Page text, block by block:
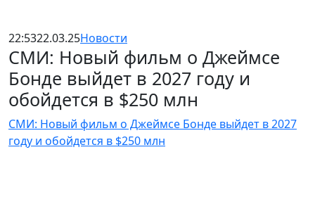
22:5322.03.25Новости
СМИ: Новый фильм о Джеймсе
Бонде выйдет в 2027 году и
обойдется в $250 млн
СМИ: Новый фильм о Джеймсе Бонде выйдет в 2027
году и обойдется в $250 млн